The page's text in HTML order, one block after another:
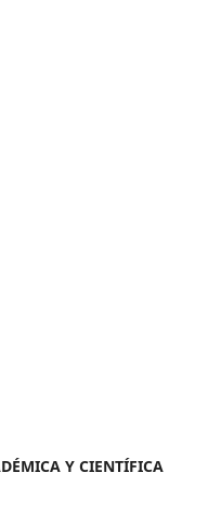
Y CIENTÍFICA